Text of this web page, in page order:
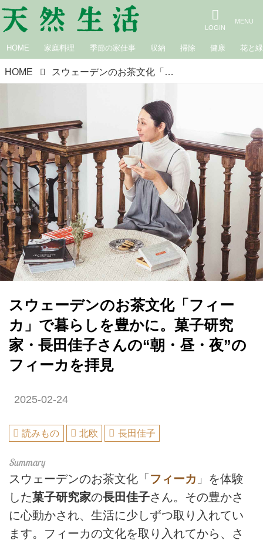
HOME 家庭料理 季節の家仕事 収納 掃除 健康 花と緑
HOME スウェーデンのお茶文化「フィーカ」で暮らしを豊かに。菓子研究家・長田佳子さんの“朝・昼・夜”のフィーカを拝見
スウェーデンのお茶文化「フィー
カ」で暮らしを豊かに。菓子研究
家・長田佳子さんの“朝・昼・夜”の
フィーカを拝見
2025-02-24
読みもの 北欧 長田佳子
スウェーデンのお茶文化「 フィーカ 」を体験
した菓子研究家の長田佳子さん。その豊かさ
に心動かされ、生活に少しずつ取り入れてい
ます。フィーカの文化を取り入れてから、さ